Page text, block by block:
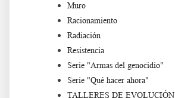
Muro
Racionamiento
Radiación
Resistencia
Serie "Armas del genocidio"
Serie "Qué hacer ahora"
TALLERES DE EVOLUCIÓN